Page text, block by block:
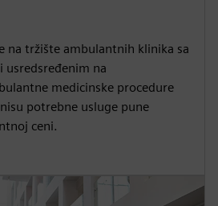
na tržište ambulantnih klinika sa
na
medicinske procedure
potrebne usluge pune
ceni.